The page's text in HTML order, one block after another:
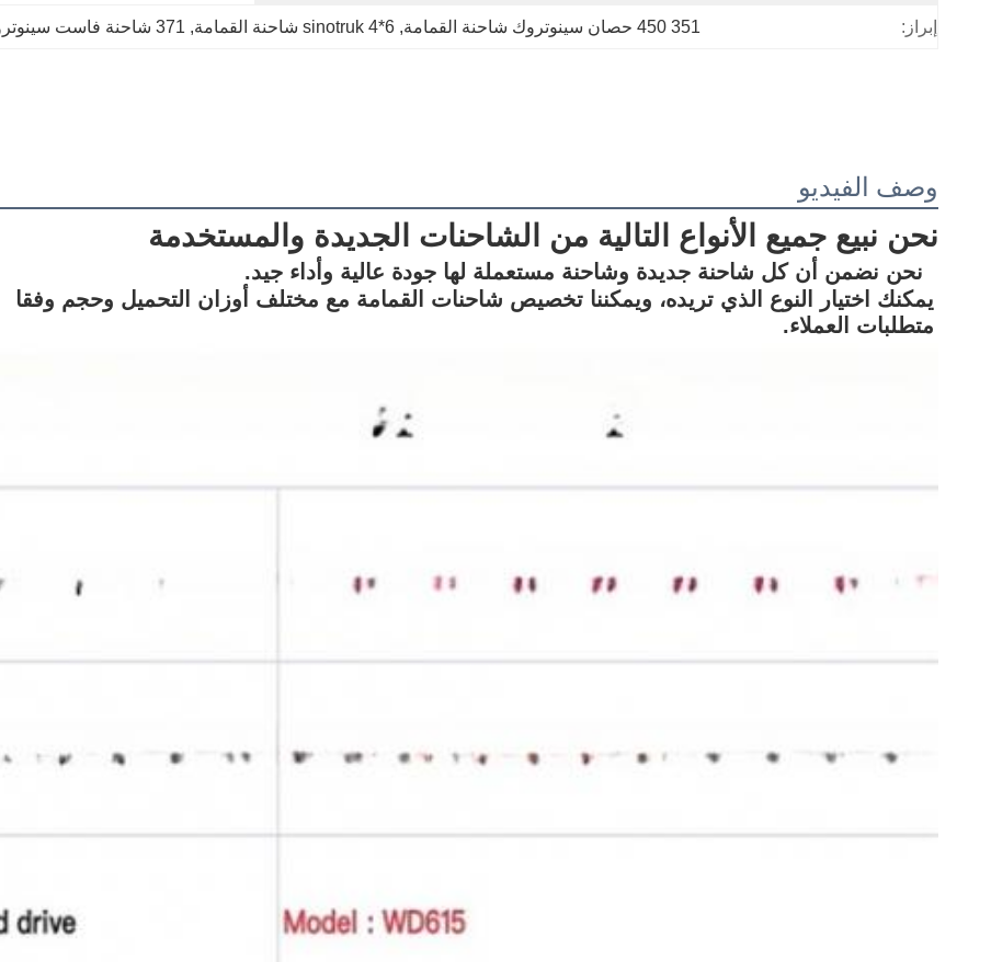
إبراز: 351 450 حصان سينوتروك شاحنة القمامة , 6*4 sinotruk شاحنة القمامة , 371 شاحنة فاست سينوتروك
وصف الفيديو
نحن نبيع جميع الأنواع التالية من الشاحنات الجديدة والمستخدمة
نحن نضمن أن كل شاحنة جديدة وشاحنة مستعملة لها جودة عالية وأداء جيد.
يمكنك اختيار النوع الذي تريده، ويمكننا تخصيص شاحنات القمامة مع مختلف أوزان التحميل وحجم وفقا
متطلبات العملاء.